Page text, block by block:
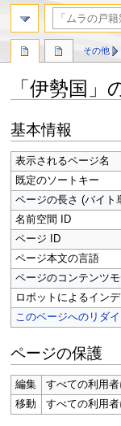
「伊勢国」
ナ
ビ
ゲ
ー
シ
ョ
ン
に
移
動
検
索
に
移
動
基本情報
表示されるページ名
既定のソートキー
ページの長さ (バイト
名前空間 ID
ページ ID
ページ本文の言語
ページのコンテンツ
ロボットによるイン
このページへのリダ
ページの保護
編集
すべての利用
移動
すべての利用
その他
検索